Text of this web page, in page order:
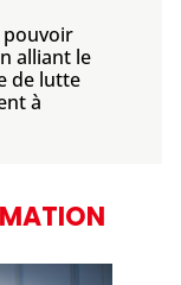
pouvoir
alliant le
de lutte
à